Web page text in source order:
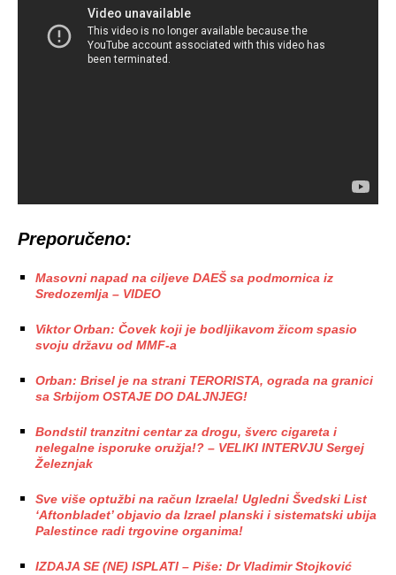
Preporučeno:
Masovni napad na ciljeve DAEŠ sa podmornica iz
Sredozemlja – VIDEO
Viktor Orban: Čovek koji je bodljikavom žicom spasio
svoju državu od MMF-a
Orban: Brisel je na strani TERORISTA, ograda na granici
sa Srbijom OSTAJE DO DALJNJEG!
Bondstil tranzitni centar za drogu, šverc cigareta i
nelegalne isporuke oružja!? – VELIKI INTERVJU Sergej
Železnjak
Sve više optužbi na račun Izraela! Ugledni Švedski List
‘Aftonbladet’ objavio da Izrael planski i sistematski ubija
Palestince radi trgovine organima!
IZDAJA SE (NE) ISPLATI – Piše: Dr Vladimir Stojković